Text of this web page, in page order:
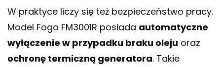
W praktyce liczy się też bezpieczeństwo pracy.
Model Fogo FM3001R posiada automatyczne
wyłączenie w przypadku braku oleju oraz
ochronę termiczną generatora. Takie